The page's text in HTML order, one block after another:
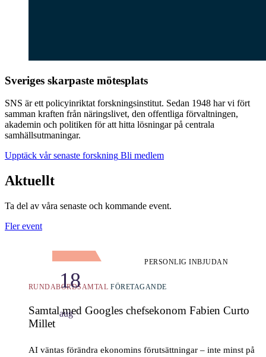
Sveriges skarpaste mötesplats
SNS är ett policyinriktat forskningsinstitut. Sedan 1948 har vi fört
samman kraften från näringslivet, den offentliga förvaltningen,
akademin och politiken för att hitta lösningar på centrala
samhällsutmaningar.
Upptäck vår senaste forskning Bli medlem
Aktuellt
Ta del av våra senaste och kommande event.
Fler event
18
aug
PERSONLIG INBJUDAN
RUNDABORDSAMTAL FÖRETAGANDE
Samtal med Googles chefsekonom Fabien Curto
Millet
AI väntas förändra ekonomins förutsättningar – inte minst på